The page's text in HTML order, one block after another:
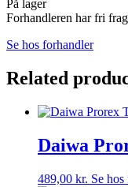
På lager
Forhandleren har fri
Se hos forhandler
Related
Daiwa
489,00 kr. Se